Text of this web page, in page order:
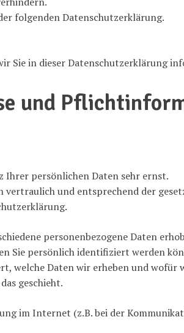
folgenden Datenschutzerklärung.
Sie in dieser Datenschutzerklärung
und
Ihrer persönlichen Daten sehr ernst.
vertraulich und entsprechend der
personenbezogene Daten
Sie persönlich identifiziert werden
welche Daten wir erheben und wofür
geschieht.
im Internet (z.B. bei der